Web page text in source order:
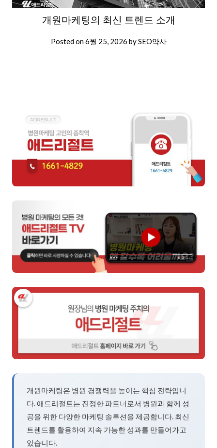
개원마케팅의 최신 트렌드 소개
Posted on6월 25, 2026 bySEO약사
개원마케팅은 병원 경쟁력을 높이는 핵심 전략입니
다. 애드리절트는 진정한 파트너로서 병원과 함께 성
공을 위한 다양한 마케팅 솔루션을 제공합니다. 최신
트렌드를 활용하여 지속 가능한 성과를 만들어가고
있습니다.